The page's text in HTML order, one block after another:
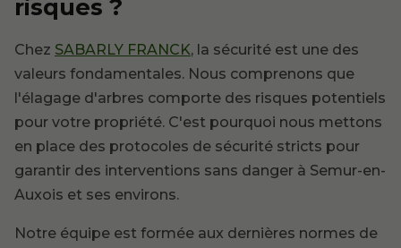
risques ?
Chez SABARLY FRANCK, la sécurité est une des
valeurs fondamentales. Nous comprenons que
l'élagage d'arbres comporte des risques potentiels
pour votre propriété. C'est pourquoi nous mettons
en place des protocoles de sécurité stricts pour
garantir des interventions sans danger à Semur-en-
Auxois et ses environs.
Notre équipe est formée aux dernières normes de